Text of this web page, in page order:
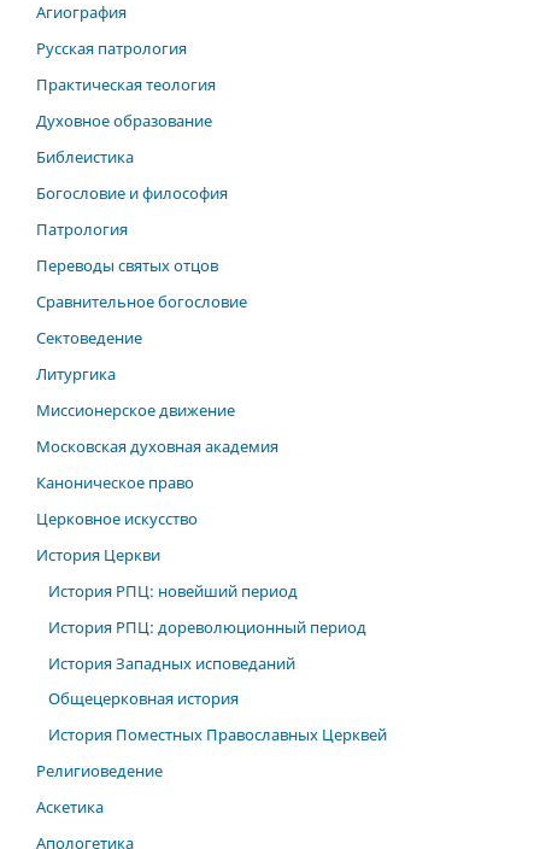
Агиография
Русская патрология
Практическая теология
Духовное образование
Библеистика
Богословие и философия
Патрология
Переводы святых отцов
Сравнительное богословие
Сектоведение
Литургика
Миссионерское движение
Московская духовная академия
Каноническое право
Церковное искусство
История Церкви
История РПЦ: новейший период
История РПЦ: дореволюционный период
История Западных исповеданий
Общецерковная история
История Поместных Православных Церквей
Религиоведение
Аскетика
Апологетика